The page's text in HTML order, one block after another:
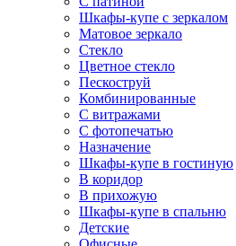
Шкафы-купе с зеркалом
Матовое зеркало
Стекло
Цветное стекло
Пескоструй
Комбинированные
С витражами
С фотопечатью
Назначение
Шкафы-купе в гостиную
В коридор
В прихожую
Шкафы-купе в спальню
Детские